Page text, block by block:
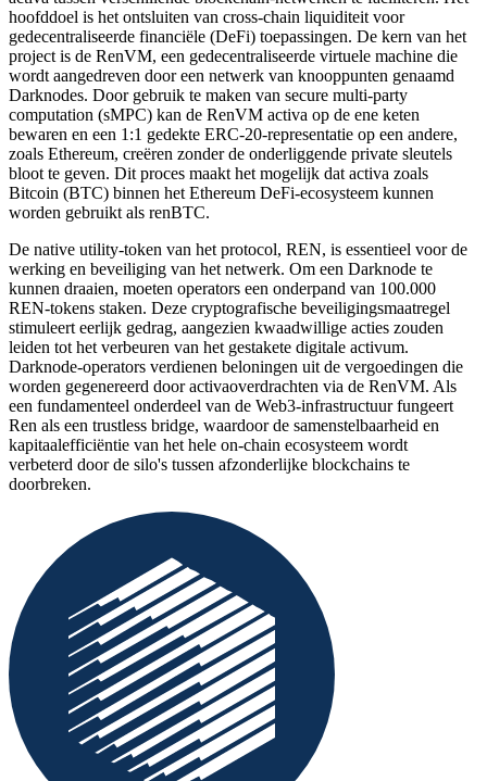
hoofddoel is het ontsluiten van cross-chain liquiditeit voor
gedecentraliseerde financiële (DeFi) toepassingen. De kern van het
project is de RenVM, een gedecentraliseerde virtuele machine die
wordt aangedreven door een netwerk van knooppunten genaamd
Darknodes. Door gebruik te maken van secure multi-party
computation (sMPC) kan de RenVM activa op de ene keten
bewaren en een 1:1 gedekte ERC-20-representatie op een andere,
zoals Ethereum, creëren zonder de onderliggende private sleutels
bloot te geven. Dit proces maakt het mogelijk dat activa zoals
Bitcoin (BTC) binnen het Ethereum DeFi-ecosysteem kunnen
worden gebruikt als renBTC.
De native utility-token van het protocol, REN, is essentieel voor de
werking en beveiliging van het netwerk. Om een Darknode te
kunnen draaien, moeten operators een onderpand van 100.000
REN-tokens staken. Deze cryptografische beveiligingsmaatregel
stimuleert eerlijk gedrag, aangezien kwaadwillige acties zouden
leiden tot het verbeuren van het gestakete digitale activum.
Darknode-operators verdienen beloningen uit de vergoedingen die
worden gegenereerd door activaoverdrachten via de RenVM. Als
een fundamenteel onderdeel van de Web3-infrastructuur fungeert
Ren als een trustless bridge, waardoor de samenstelbaarheid en
kapitaalefficiëntie van het hele on-chain ecosysteem wordt
verbeterd door de silo's tussen afzonderlijke blockchains te
doorbreken.